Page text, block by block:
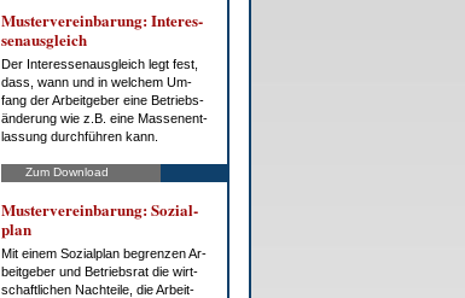
Mus­ter­ver­ein­ba­rung: In­ter­es­
sen­aus­gleich
Der In­ter­es­sen­aus­gleich legt fest,
dass, wann und in wel­chem Um­
fang der Ar­beit­ge­ber ei­ne Be­trieb­s­
än­de­rung wie z.B. ei­ne Mas­sen­ent­
las­sung durch­füh­ren kann.
Zum Download
Mus­ter­ver­ein­ba­rung: So­zi­al­
plan
Mit ei­nem So­zi­al­plan be­gren­zen Ar­
beit­ge­ber und Be­triebs­rat die wirt­
schaft­li­chen Nach­tei­le, die Ar­beit­